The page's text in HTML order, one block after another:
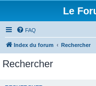
Le
FAQ
Index du forum Rechercher
Rechercher